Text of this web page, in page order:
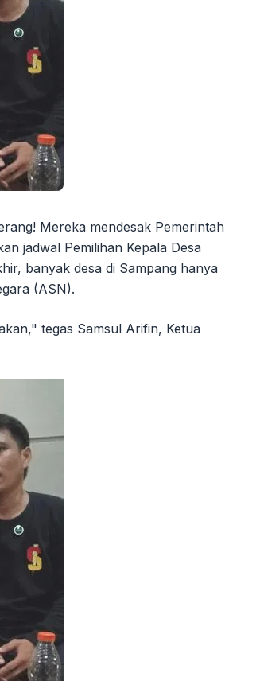
Mereka mendesak Pemerintah
jadwal Pemilihan Kepala Desa
banyak desa di Sampang hanya
(ASN).
tegas Samsul Arifin, Ketua